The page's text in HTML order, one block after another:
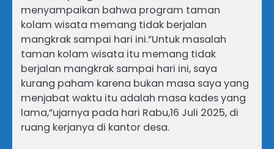
menyampaikan bahwa program taman
kolam wisata memang tidak berjalan
mangkrak sampai hari ini.”Untuk masalah
taman kolam wisata itu memang tidak
berjalan mangkrak sampai hari ini, saya
kurang paham karena bukan masa saya yang
menjabat waktu itu adalah masa kades yang
lama,”ujarnya pada hari Rabu,16 Juli 2025, di
ruang kerjanya di kantor desa.